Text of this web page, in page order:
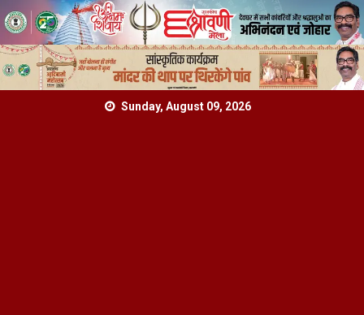
Sunday, August 09, 2026